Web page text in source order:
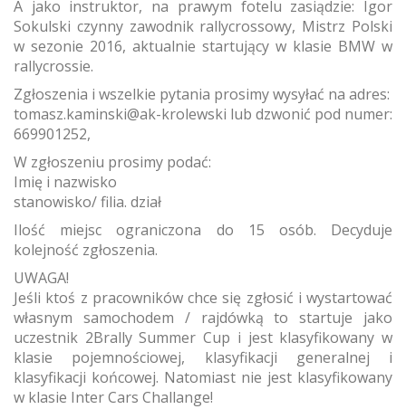
A jako instruktor, na prawym fotelu zasiądzie: Igor
Sokulski czynny zawodnik rallycrossowy, Mistrz Polski
w sezonie 2016, aktualnie startujący w klasie BMW w
rallycrossie.
Zgłoszenia i wszelkie pytania prosimy wysyłać na adres:
tomasz.kaminski@ak-krolewski lub dzwonić pod numer:
669901252,
W zgłoszeniu prosimy podać:
Imię i nazwisko
stanowisko/ filia. dział
Ilość miejsc ograniczona do 15 osób. Decyduje
kolejność zgłoszenia.
UWAGA!
Jeśli ktoś z pracowników chce się zgłosić i wystartować
własnym samochodem / rajdówką to startuje jako
uczestnik 2Brally Summer Cup i jest klasyfikowany w
klasie pojemnościowej, klasyfikacji generalnej i
klasyfikacji końcowej. Natomiast nie jest klasyfikowany
w klasie Inter Cars Challange!